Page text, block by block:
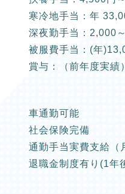
寒冷地手当：年
深夜勤手当：2,000
被服費手当：(年
賞与：（前年度実績
車通勤可能
社会保険完備
通勤手当実費支給（
退職金制度有り(1年